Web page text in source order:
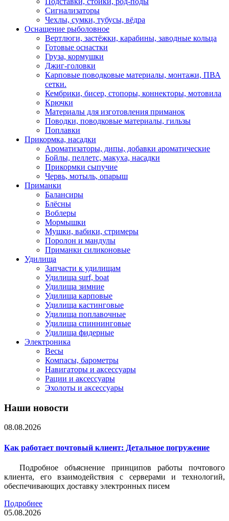
Сигнализаторы
Чехлы, сумки, тубусы, вёдра
Оснащение рыболовное
Вертлюги, застёжки, карабины, заводные кольца
Готовые оснастки
Груза, кормушки
Джиг-головки
Карповые поводковые материалы, монтажи, ПВА
сетки.
Кембрики, бисер, стопоры, коннекторы, мотовила
Крючки
Материалы для изготовления приманок
Поводки, поводковые материалы, гильзы
Поплавки
Прикормка, насадки
Ароматизаторы, дипы, добавки ароматические
Бойлы, пеллетс, макуха, насадки
Прикормки сыпучие
Червь, мотыль, опарыш
Приманки
Балансиры
Блёсны
Воблеры
Мормышки
Мушки, вабики, стримеры
Поролон и мандулы
Приманки силиконовые
Удилища
Запчасти к удилищам
Удилища surf, boat
Удилища зимние
Удилища карповые
Удилища кастинговые
Удилища поплавочные
Удилища спиннинговые
Удилища фидерные
Электроника
Весы
Компасы, барометры
Навигаторы и аксессуары
Рации и аксессуары
Эхолоты и аксессуары
Наши новости
08.08.2026
Как работает почтовый клиент: Детальное погружение
Подробное объяснение принципов работы почтового
клиента, его взаимодействия с серверами и технологий,
обеспечивающих доставку электронных писем
Подробнее
05.08.2026